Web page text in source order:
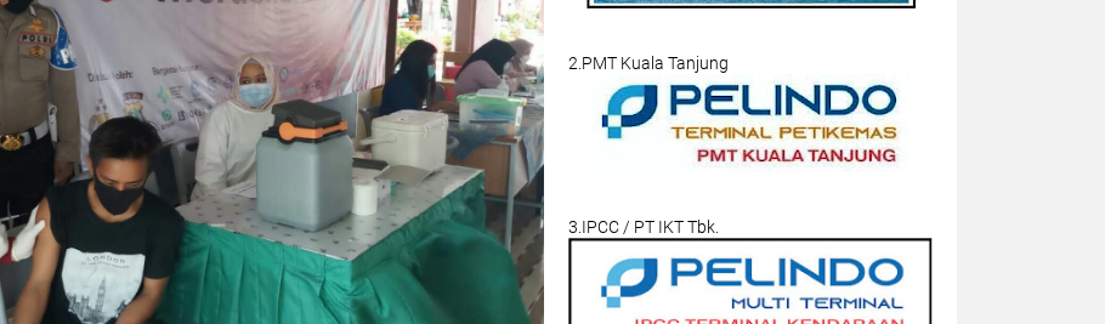
2.PMT Kuala Tanjung
3.IPCC / PT IKT Tbk.